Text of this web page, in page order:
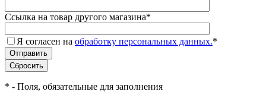
Ссылка на товар другого магазина*
Я согласен на обработку персональных данных.*
* - Поля, обязательные для заполнения